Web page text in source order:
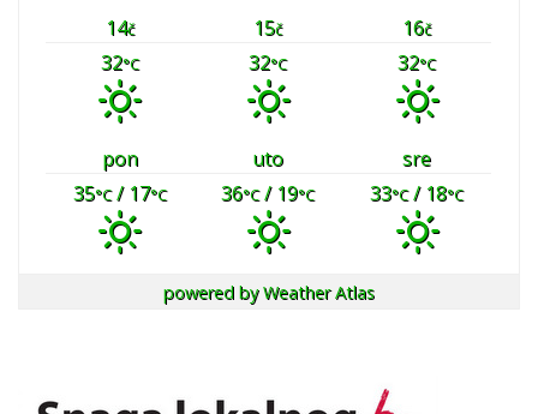
14č 15č 16č
32°C 32°C 32°C
pon uto
sre
35°C/ 17°C 36°C/ 19°C 33°C/ 18°C
powered byWeather Atlas